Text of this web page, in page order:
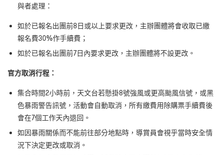
與者處理：
如於已報名出團前8日或以上要求更改，主辦團體將會收取已繳
報名費30%作手續費；
如於已報名出團前7日內要求更改，主辦團體將不設更改。
官方取消行程：
集合時間2小時前，天文台若懸掛8號強風或更高颱風信號，或黑
色暴雨警告訊號，活動會自動取消，所有繳費用除購票手續費後
會在7個工作天內退回。
如因暴雨關係而不能前往部分地點時，導賞員會視乎當時安全情
況下決定更改或取消。